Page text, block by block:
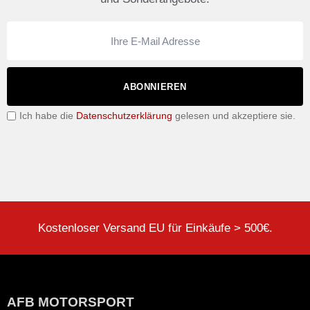
ABONNIEREN
Ich habe die Datenschutzerklärung gelesen und akzeptiere sie.
Kostenloser Versand EU für Einkäufe > 500€.
AFB MOTORSPORT